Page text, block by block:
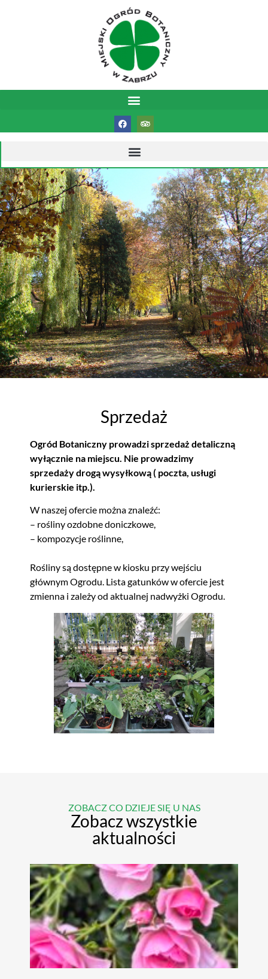
Sprzedaż
Ogród Botaniczny prowadzi sprzedaż detaliczną
wyłącznie na miejscu. Nie prowadzimy
sprzedaży drogą wysyłkową ( poczta, usługi
kurierskie itp.).
W naszej ofercie można znaleźć:
– rośliny ozdobne doniczkowe,
– kompozycje roślinne,
Rośliny są dostępne w kiosku przy wejściu
głównym Ogrodu. Lista gatunków w ofercie jest
zmienna i zależy od aktualnej nadwyżki Ogrodu.
ZOBACZ CO DZIEJE SIĘ U NAS
Zobacz wszystkie
aktualności